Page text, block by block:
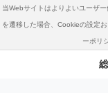
当Webサイトはよりよいユーザ
を遷移した場合、Cookieの設定
ーポリ